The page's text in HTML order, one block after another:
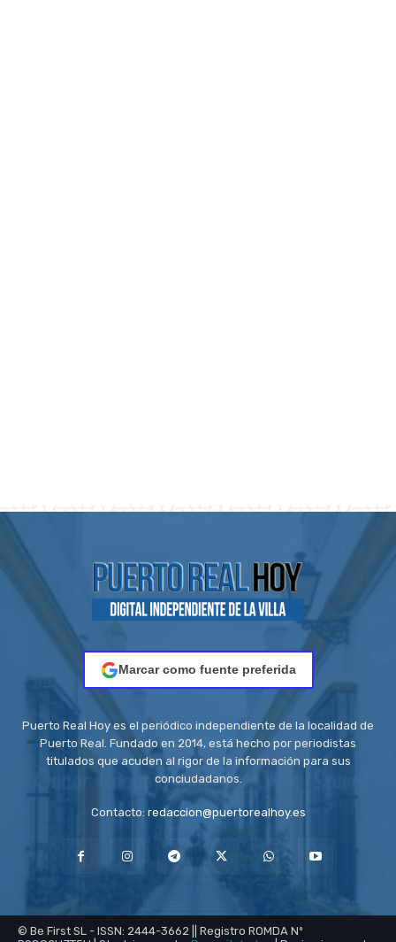
Marcar como fuente preferida
Puerto Real Hoy es el periódico independiente de la localidad de
Puerto Real. Fundado en 2014, está hecho por periodistas
titulados que acuden al rigor de la información para sus
conciudadanos.
Contacto: redaccion@puertorealhoy.es
© Be First SL - ISSN: 2444-3662 || Registro ROMDA Nº